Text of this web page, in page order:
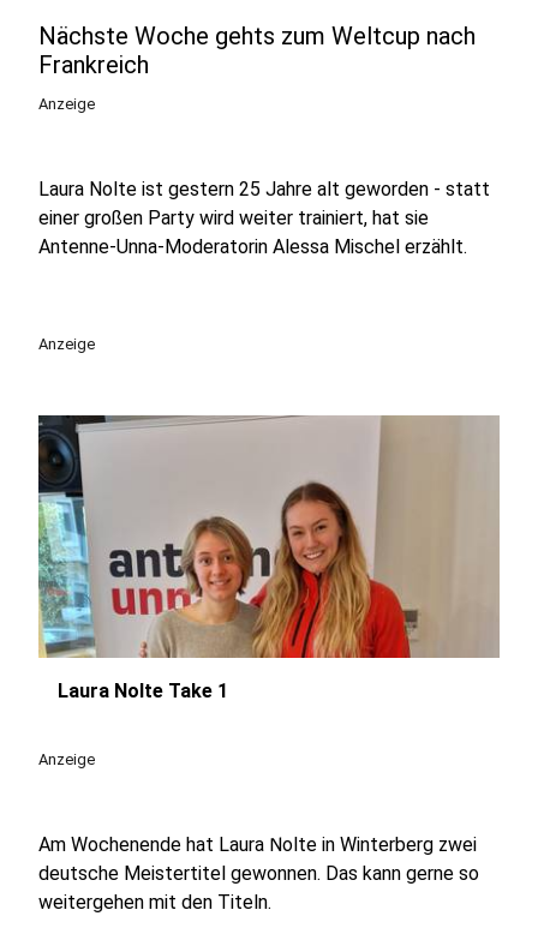
Nächste Woche gehts zum Weltcup nach
Frankreich
Anzeige
Laura Nolte ist gestern 25 Jahre alt geworden - statt
einer großen Party wird weiter trainiert, hat sie
Antenne-Unna-Moderatorin Alessa Mischel erzählt.
Anzeige
Laura Nolte Take 1
Anzeige
Am Wochenende hat Laura Nolte in Winterberg zwei
deutsche Meistertitel gewonnen. Das kann gerne so
weitergehen mit den Titeln.